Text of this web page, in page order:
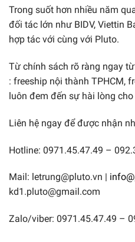
Trong suốt hơn nhiều năm
đối tác lớn như BIDV, Viettin
hợp tác với cùng với Pluto.
Từ chính sách rõ ràng ngay
: freeship nội thành TPHCM,
luôn đem đến sự hài lòng cho
Liên hệ ngay để được nhận
Hotline: 0971.45.47.49 –
Mail: letrung@pluto.vn |
kd1.pluto@gmail.com
Zalo/viber: 0971.45.47.49 –